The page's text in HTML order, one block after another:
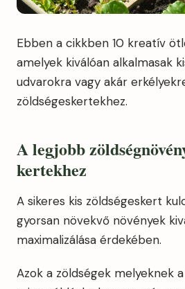
Ebben a cikkben 10 kreatív
amelyek kiválóan alkalmasak
udvarokra vagy akár
zöldségeskertekhez.
A legjobb
kertekhez
A sikeres kis zöldségeskert
gyorsan növekvő növények
maximalizálása érdekében.
Azok a zöldségek melyeknek